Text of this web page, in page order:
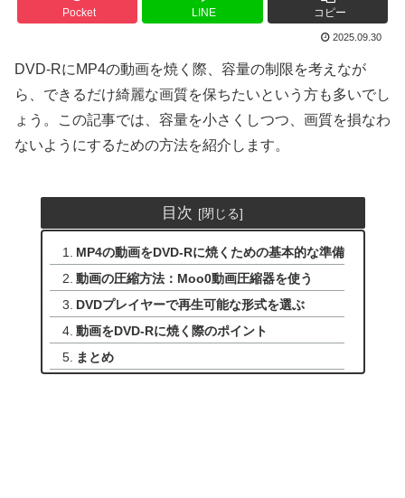
Pocket LINE コピー
2025.09.30
DVD-RにMP4の動画を焼く際、容量の制限を考えなが
ら、できるだけ綺麗な画質を保ちたいという方も多いでし
ょう。この記事では、容量を小さくしつつ、画質を損なわ
ないようにするための方法を紹介します。
目次
MP4の動画をDVD-Rに焼くための基本的な準備
動画の圧縮方法：Moo0動画圧縮器を使う
DVDプレイヤーで再生可能な形式を選ぶ
動画をDVD-Rに焼く際のポイント
まとめ